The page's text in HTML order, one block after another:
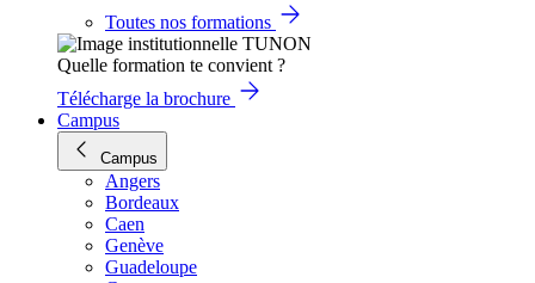
Toutes nos formations
Quelle formation te convient ?
Télécharge la brochure
Campus
Campus
Angers
Bordeaux
Caen
Genève
Guadeloupe